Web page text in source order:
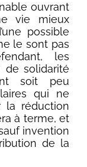
ouvrant
vie mieux
possible
le sont pas
les
de solidarité
soit peu
qui ne
la réduction
à terme, et
invention
de la